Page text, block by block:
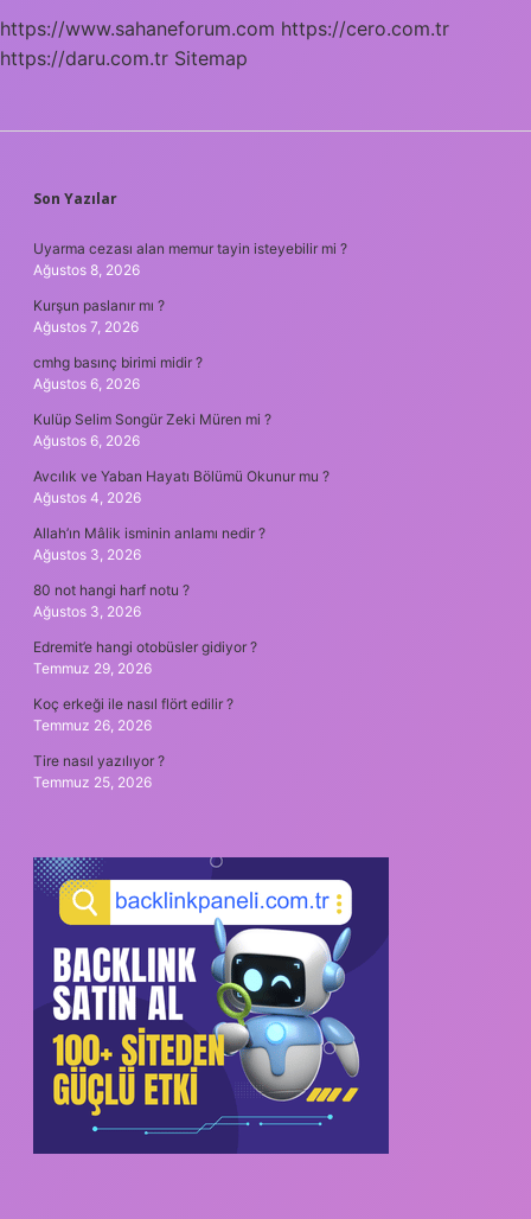
https://www.sahaneforum.com https://cero.com.tr
https://daru.com.tr Sitemap
SIDEBAR
Son Yazılar
Uyarma cezası alan memur tayin isteyebilir mi ?
Ağustos 8, 2026
Kurşun paslanır mı ?
Ağustos 7, 2026
cmhg basınç birimi midir ?
Ağustos 6, 2026
Kulüp Selim Songür Zeki Müren mi ?
Ağustos 6, 2026
Avcılık ve Yaban Hayatı Bölümü Okunur mu ?
Ağustos 4, 2026
Allah’ın Mâlik isminin anlamı nedir ?
Ağustos 3, 2026
80 not hangi harf notu ?
Ağustos 3, 2026
Edremit’e hangi otobüsler gidiyor ?
Temmuz 29, 2026
Koç erkeği ile nasıl flört edilir ?
Temmuz 26, 2026
Tire nasıl yazılıyor ?
Temmuz 25, 2026